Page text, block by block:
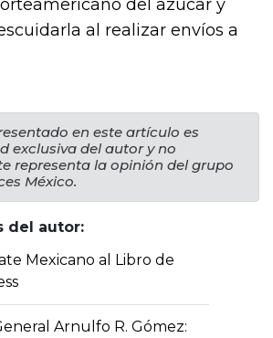
del azúcar y
al realizar envíos a
en este artículo es
exclusiva del autor y no
representa la opinión del grupo
México.
del autor:
Mexicano al Libro de
Arnulfo R. Gómez: